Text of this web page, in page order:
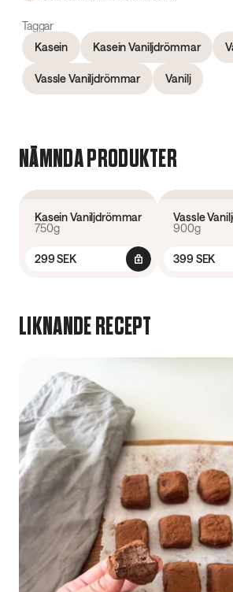
Taggar
Kasein
Kasein Vaniljdrömmar
Vassle Vaniljdrömmar Vanilj
NÄMNDA PRODUKTER
Kasein Vaniljdrömmar
750g
299 SEK
Vassle
900g
399 SEK
LIKNANDE RECEPT